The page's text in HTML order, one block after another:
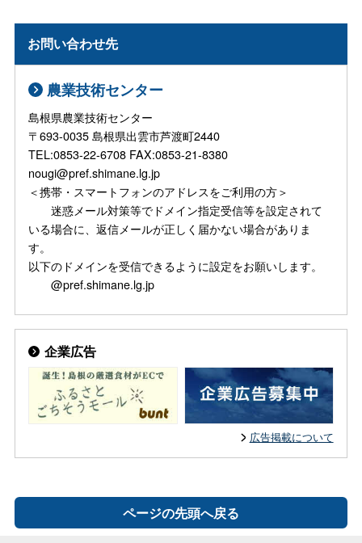
お問い合わせ先
農業技術センター
島根県農業技術センター
〒693-0035 島根県出雲市芦渡町2440
TEL:0853-22-6708 FAX:0853-21-8380
nougi@pref.shimane.lg.jp
＜携帯・スマートフォンのアドレスをご利用の方＞
迷惑メール対策等でドメイン指定受信等を設定されて
いる場合に、返信メールが正しく届かない場合がありま
す。
以下のドメインを受信できるように設定をお願いします。
@pref.shimane.lg.jp
企業広告
広告掲載について
ページの先頭へ戻る